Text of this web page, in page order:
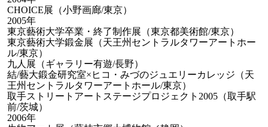
CHOICE展（小野画廊/東京）
2005年
東京藝術大学卒業・終了制作展（東京都美術館/東京）
東京藝術大学鍛金展（天王州セントラルタワーアートホー
ル/東京）
九人展（ギャラリー有遊/長野）
結/藝大鍛金研究室×ヒコ・みづのジュエリーカレッジ（天
王州セントラルタワーアートホール/東京）
取手ストリートアートステージプロジェクト2005（取手駅
前/茨城）
2006年